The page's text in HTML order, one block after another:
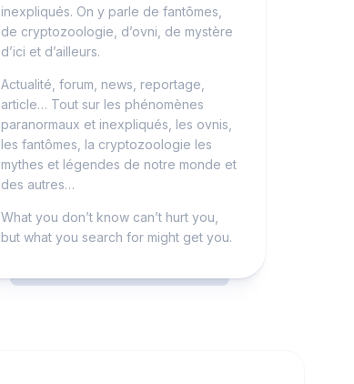
inexpliqués. On y parle de fantômes,
de cryptozoologie, d’ovni, de mystère
d’ici et d’ailleurs.
Actualité, forum, news, reportage,
article… Tout sur les phénomènes
paranormaux et inexpliqués, les ovnis,
les fantômes, la cryptozoologie les
mythes et légendes de notre monde et
des autres…
What you don’t know can’t hurt you,
but what you search for might get you.